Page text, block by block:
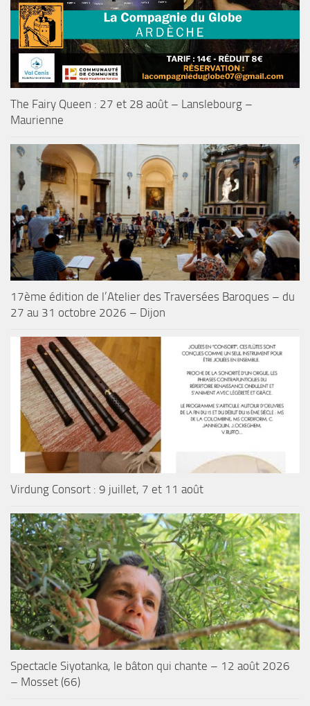
The Fairy Queen : 27 et 28 août – Lanslebourg –
Maurienne
17ème édition de l’Atelier des Traversées Baroques – du
27 au 31 octobre 2026 – Dijon
Virdung Consort : 9 juillet, 7 et 11 août
Spectacle Siyotanka, le bâton qui chante – 12 août 2026
– Mosset (66)